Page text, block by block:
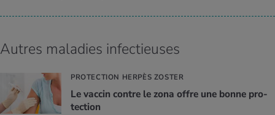
Autres maladies infectieuses
PROTECTION HERPÈS ZOSTER
Le vac­cin contre le zona offre une bonne pro­
tec­tion